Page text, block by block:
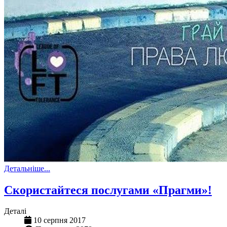
Детальніше...
Скористайтеся послугами «Прагми»!
Деталі
10 серпня 2017